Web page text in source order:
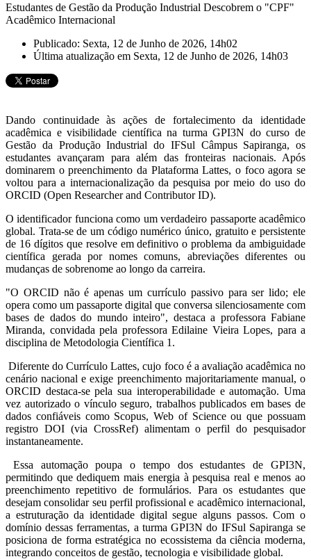
Estudantes de Gestão da Produção Industrial Descobrem o "CPF"
Acadêmico Internacional
Publicado: Sexta, 12 de Junho de 2026, 14h02
Última atualização em Sexta, 12 de Junho de 2026, 14h03
Dando continuidade às ações de fortalecimento da identidade
acadêmica e visibilidade científica na turma GPI3N do curso de
Gestão da Produção Industrial do IFSul Câmpus Sapiranga, os
estudantes avançaram para além das fronteiras nacionais. Após
dominarem o preenchimento da Plataforma Lattes, o foco agora se
voltou para a internacionalização da pesquisa por meio do uso do
ORCID (Open Researcher and Contributor ID).
O identificador funciona como um verdadeiro passaporte acadêmico
global. Trata-se de um código numérico único, gratuito e persistente
de 16 dígitos que resolve em definitivo o problema da ambiguidade
científica gerada por nomes comuns, abreviações diferentes ou
mudanças de sobrenome ao longo da carreira.
"O ORCID não é apenas um currículo passivo para ser lido; ele
opera como um passaporte digital que conversa silenciosamente com
bases de dados do mundo inteiro", destaca a professora Fabiane
Miranda, convidada pela professora Edilaine Vieira Lopes, para a
disciplina de Metodologia Científica 1.
Diferente do Currículo Lattes, cujo foco é a avaliação acadêmica no
cenário nacional e exige preenchimento majoritariamente manual, o
ORCID destaca-se pela sua interoperabilidade e automação. Uma
vez autorizado o vínculo seguro, trabalhos publicados em bases de
dados confiáveis como Scopus, Web of Science ou que possuam
registro DOI (via CrossRef) alimentam o perfil do pesquisador
instantaneamente.
Essa automação poupa o tempo dos estudantes de GPI3N,
permitindo que dediquem mais energia à pesquisa real e menos ao
preenchimento repetitivo de formulários. Para os estudantes que
desejam consolidar seu perfil profissional e acadêmico internacional,
a estruturação da identidade digital segue alguns passos. Com o
domínio dessas ferramentas, a turma GPI3N do IFSul Sapiranga se
posiciona de forma estratégica no ecossistema da ciência moderna,
integrando conceitos de gestão, tecnologia e visibilidade global.